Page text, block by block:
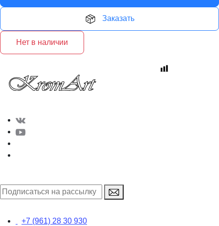
Заказать
Нет в наличии
+7 (961) 28 30 930